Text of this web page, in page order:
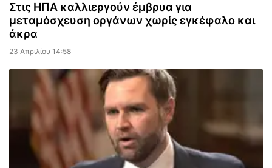
Στις ΗΠΑ καλλιεργούν έμβρυα για
μεταμόσχευση οργάνων χωρίς εγκέφαλο και
άκρα
23 Απριλίου 14:58